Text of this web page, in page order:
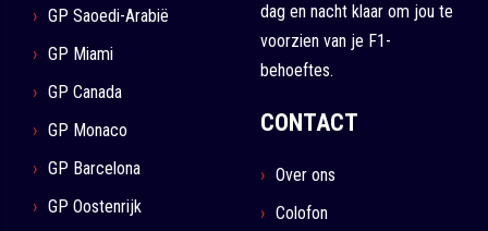
GP Saoedi-Arabië
GP Miami
GP Canada
GP Monaco
GP Barcelona
GP Oostenrijk
dag en nacht klaar om jou te
voorzien van je F1-
behoeftes.
CONTACT
Over ons
Colofon